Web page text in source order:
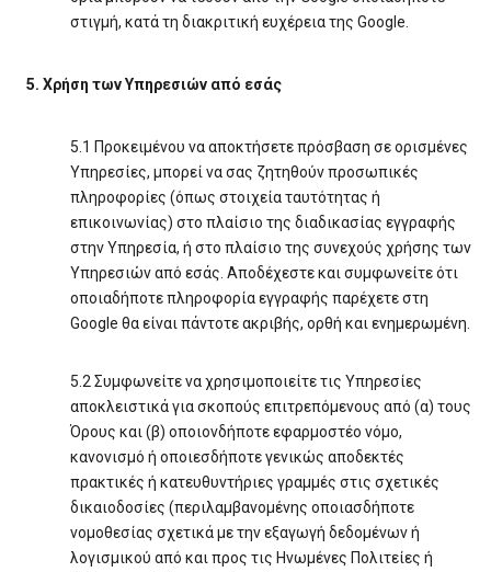
στιγμή, κατά τη διακριτική ευχέρεια της Google.
5. Χρήση των Υπηρεσιών από εσάς
5.1 Προκειμένου να αποκτήσετε πρόσβαση σε ορισμένες
Υπηρεσίες, μπορεί να σας ζητηθούν προσωπικές
πληροφορίες (όπως στοιχεία ταυτότητας ή
επικοινωνίας) στο πλαίσιο της διαδικασίας εγγραφής
στην Υπηρεσία, ή στο πλαίσιο της συνεχούς χρήσης των
Υπηρεσιών από εσάς. Αποδέχεστε και συμφωνείτε ότι
οποιαδήποτε πληροφορία εγγραφής παρέχετε στη
Google θα είναι πάντοτε ακριβής, ορθή και ενημερωμένη.
5.2 Συμφωνείτε να χρησιμοποιείτε τις Υπηρεσίες
αποκλειστικά για σκοπούς επιτρεπόμενους από (α) τους
Όρους και (β) οποιονδήποτε εφαρμοστέο νόμο,
κανονισμό ή οποιεσδήποτε γενικώς αποδεκτές
πρακτικές ή κατευθυντήριες γραμμές στις σχετικές
δικαιοδοσίες (περιλαμβανομένης οποιασδήποτε
νομοθεσίας σχετικά με την εξαγωγή δεδομένων ή
λογισμικού από και προς τις Ηνωμένες Πολιτείες ή